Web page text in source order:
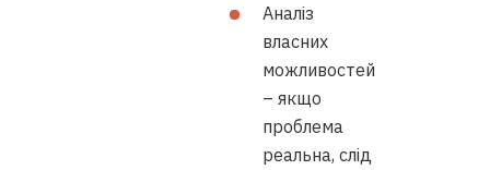
Аналіз
власних
можливостей
– якщо
проблема
реальна, слід